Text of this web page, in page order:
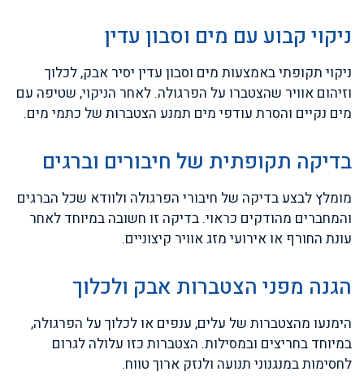
ניקוי קבוע עם מים וסבון עדין
ניקוי תקופתי באמצעות מים וסבון עדין יסיר אבק, לכלוך
וזיהום אוויר שהצטברו על הפרגולה. לאחר הניקוי, שטיפה עם
מים נקיים והסרת עודפי מים תמנע הצטברות של כתמי מים.
בדיקה תקופתית של חיבורים וברגים
מומלץ לבצע בדיקה של חיבורי הפרגולה ולוודא שכל הברגים
והמחברים מהודקים כראוי. בדיקה זו חשובה במיוחד לאחר
עונת החורף או אירועי מזג אוויר קיצוניים.
הגנה מפני הצטברות אבק ולכלוך
הימנעו מהצטברות של עלים, ענפים או לכלוך על הפרגולה,
במיוחד בחריצים ובמסילות. הצטברות כזו עלולה לגרום
לחסימות במנגנוני תנועה ולנזק ארוך טווח.